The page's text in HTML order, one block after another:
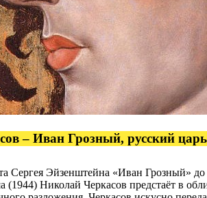
– Иван Грозный, русский царь
Сергея Эйзенштейна «Иван Грозный»
(1944) Николай Черкасов предстаёт в